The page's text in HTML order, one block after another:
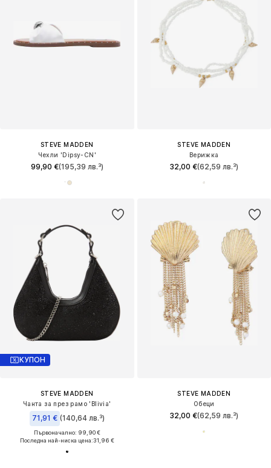
STEVE MADDEN
Чехли 'Dipsy-CN'
99,90 €(195,39 лв.³)
STEVE MADDEN
Верижка
32,00 €(62,59 лв.³)
КУПОН
STEVE MADDEN
Чанта за през рамо 'Blivia'
71,91 € (140,64 лв.³)
Първоначално: 99,90 €
Последна най-ниска цена:31,96 €
STEVE MADDEN
Обеци
32,00 €(62,59 лв.³)